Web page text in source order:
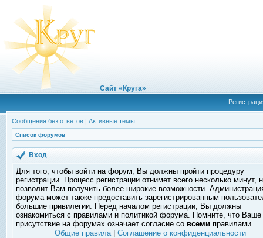
Сайт «Круга»
Сообщения без ответов | Активные темы
Список форумов
Вход
Для того, чтобы войти на форум, Вы должны пройти процедуру
регистрации. Процесс регистрации отнимет всего несколько минут,
позволит Вам получить более широкие возможности.
форума может также предоставить зарегистрированным
большие привилегии. Перед началом регистрации, Вы должны
ознакомиться с правилами и политикой форума. Помните, что Ваше
присутствие на форумах означает согласие со всеми правилами.
Общие правила| Соглашение о конфиденциальности